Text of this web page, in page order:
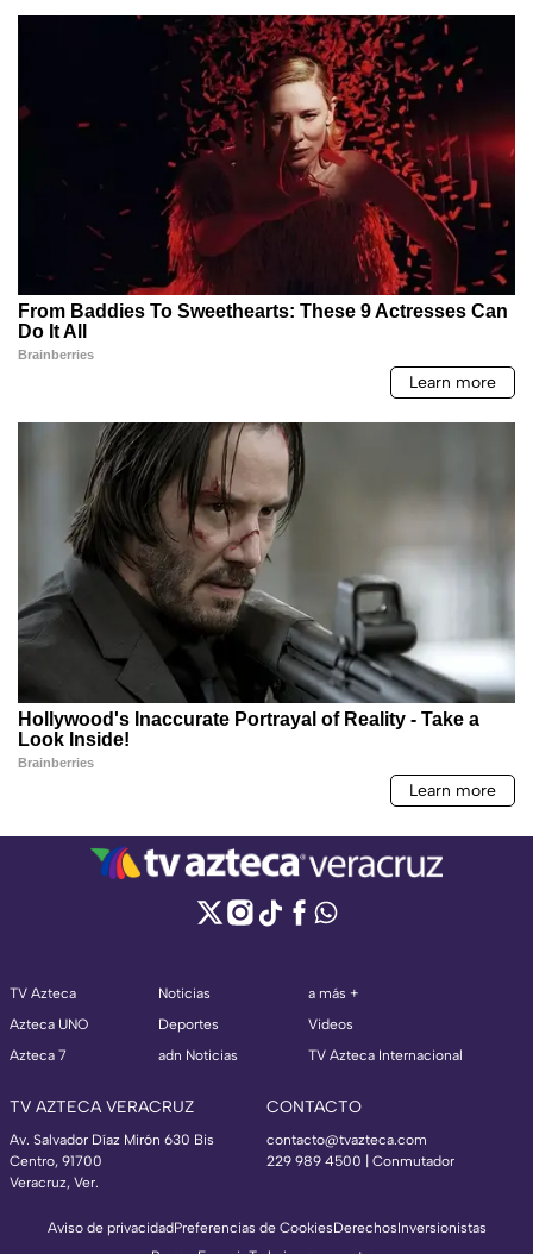
TV Azteca
Azteca UNO
Azteca 7
Noticias
Deportes
adn Noticias
a más +
Videos
TV Azteca Internacional
TV AZTECA VERACRUZ
Av. Salvador Díaz Mirón 630 Bis
Centro, 91700
Veracruz, Ver.
CONTACTO
contacto@tvazteca.com
229 989 4500 | Conmutador
Aviso de privacidadPreferencias de CookiesDerechosInversionistas